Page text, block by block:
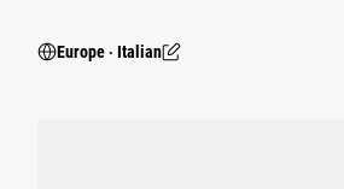
Europe ‧ Italian